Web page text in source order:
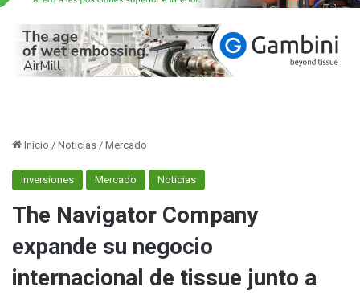
Inicio / Noticias / Mercado
Inversiones Mercado Noticias
The Navigator Company
expande su negocio
internacional de tissue junto a